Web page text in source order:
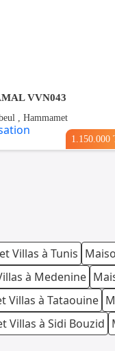
VVN043
, Hammamet
1.150.000
Villas à Tunis
à Medenine
Villas à Tataouine
Villas à Sidi Bouzid